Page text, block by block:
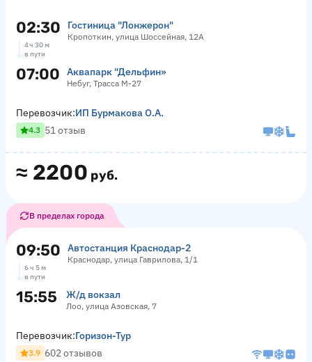
02:30 Гостиница "Лонжерон"
Кропоткин, улица Шоссейная, 12А
4 ч 30 м
в пути
07:00 Аквапарк "Дельфин»
Небуг, Трасса М-27
≈ 2200 руб.
Перевозчик:ИП Бурмакова О.А.
4.3 51 отзыв
В пределах города
09:50 Автостанция Краснодар-2
Краснодар, улица Гаврилова, 1/1
6 ч 5 м
в пути
15:55 Ж/д вокзал
Лоо, улица Азовская, 7
Перевозчик:Горизон-Тур
3.9 602 отзывов